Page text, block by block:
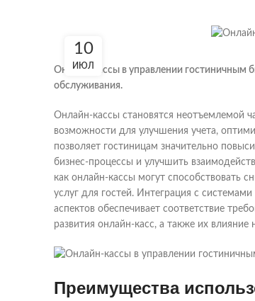
10
ИЮЛ
Онлайн-кассы в управлении гостиничным
обслуживания.
Онлайн-кассы становятся неотъемлемой
возможности для улучшения учета,
позволяет гостиницам значительно
бизнес-процессы и улучшить
как онлайн-кассы могут способствовать
услуг для гостей. Интеграция с
аспектов обеспечивает соответствие
развития онлайн-касс, а также их влияние
Преимущества